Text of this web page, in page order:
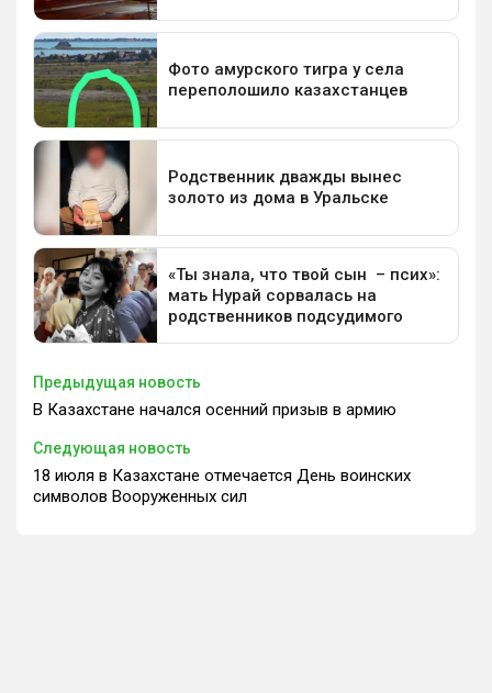
Предыдущая новость
В Казахстане начался осенний призыв в армию
Следующая новость
18 июля в Казахстане отмечается День воинских
символов Вооруженных сил